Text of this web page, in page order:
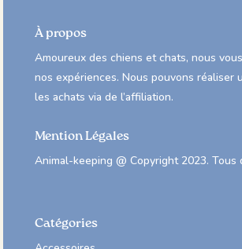
À propos
Amoureux des chiens et chats, nous
nos expériences. Nous pouvons réaliser
les achats via de l’affiliation.
Mention Légales
Animal-keeping @ Copyright 2023. Tous
Catégories